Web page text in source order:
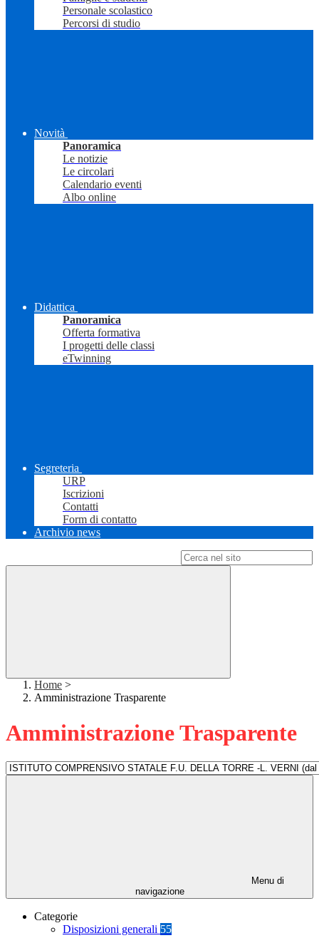
Personale scolastico
Percorsi di studio
Novità
Panoramica
Le notizie
Le circolari
Calendario eventi
Albo online
Didattica
Panoramica
Offerta formativa
I progetti delle classi
eTwinning
Segreteria
URP
Iscrizioni
Contatti
Form di contatto
Archivio news
Home >
Amministrazione Trasparente
Amministrazione Trasparente
Menu di
navigazione
Categorie
Disposizioni generali 55